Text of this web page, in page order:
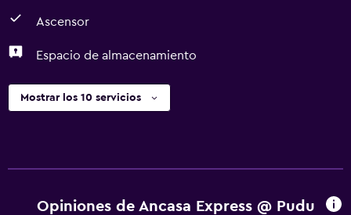
Ascensor
Espacio de almacenamiento
Mostrar los 10 servicios
Opiniones de Ancasa Express @ Pudu